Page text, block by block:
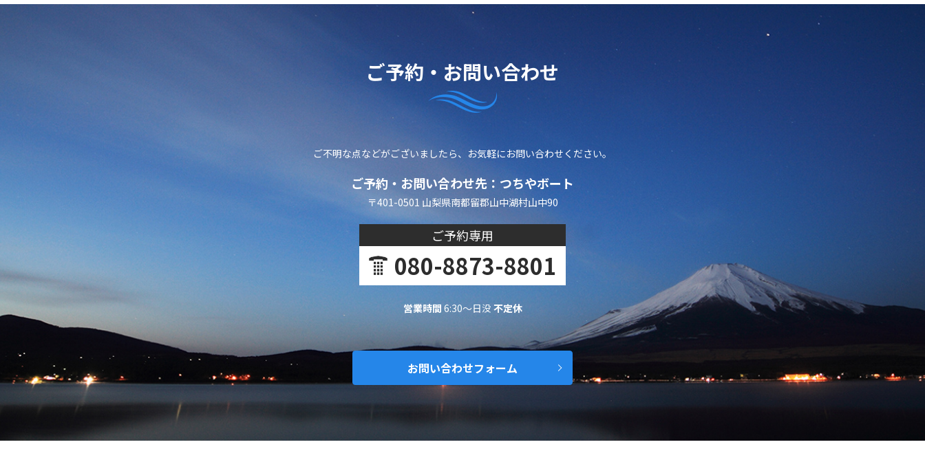
ご予約・お問い合わせ
ご不明な点などがございましたら、 お気軽にお問い合わせください。
ご予約・お問い合わせ先：つちやボート
〒401-0501 山梨県南都留郡山中湖村山中90
ご予約専用
080-8873-8801
営業時間 6:30～日没 不定休
お問い合わせフォーム